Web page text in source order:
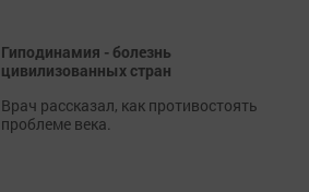
Гиподинамия - болезнь
цивилизованных стран
Врач рассказал, как противостоять
проблеме века.